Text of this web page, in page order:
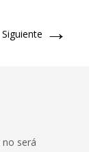
Siguiente →
será